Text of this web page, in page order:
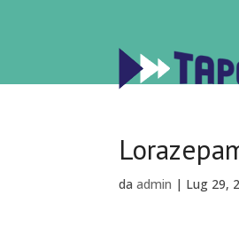
daadmin | Lug 29,